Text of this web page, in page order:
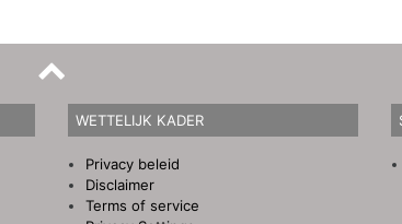
WETTELIJK KADER
Privacy beleid
Disclaimer
Terms of service